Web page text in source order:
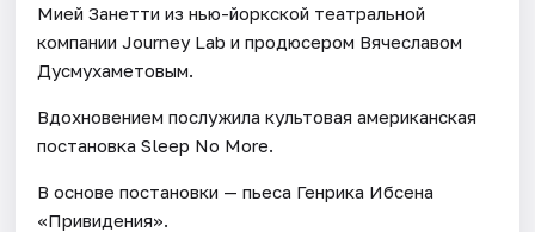
Мией Занетти из нью-йоркской театральной
компании Journey Lab и продюсером Вячеславом
Дусмухаметовым.
Вдохновением послужила культовая американская
постановка Sleep No More.
В основе постановки — пьеса Генрика Ибсена
«Привидения».